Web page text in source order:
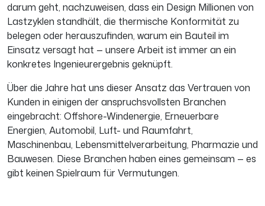
darum geht, nachzuweisen, dass ein Design Millionen von
Lastzyklen standhält, die thermische Konformität zu
belegen oder herauszufinden, warum ein Bauteil im
Einsatz versagt hat — unsere Arbeit ist immer an ein
konkretes Ingenieurergebnis geknüpft.
Über die Jahre hat uns dieser Ansatz das Vertrauen von
Kunden in einigen der anspruchsvollsten Branchen
eingebracht: Offshore-Windenergie, Erneuerbare
Energien, Automobil, Luft- und Raumfahrt,
Maschinenbau, Lebensmittelverarbeitung, Pharmazie und
Bauwesen. Diese Branchen haben eines gemeinsam — es
gibt keinen Spielraum für Vermutungen.